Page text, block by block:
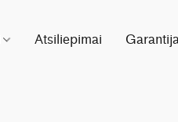
Atsiliepimai